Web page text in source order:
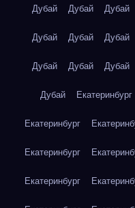
Дубай Дубай Дубай
Дубай Дубай Дубай
Дубай Дубай Дубай
Дубай Екатеринбург
Екатеринбург
Екатеринбург
Екатеринбург